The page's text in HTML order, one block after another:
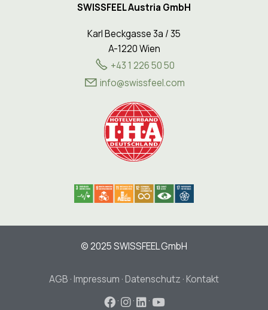
SWISSFEEL Austria GmbH
Karl Beckgasse 3a / 35
A-1220 Wien
+43 1 226 50 50
nf
swssf lc m
© 2025 SWISSFEEL GmbH
AGB · Impressum · Datenschutz · Kontakt
·
· ·